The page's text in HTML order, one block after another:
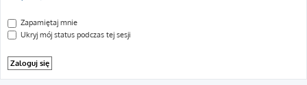
Zapamiętaj mnie
Ukryj mój status podczas tej sesji